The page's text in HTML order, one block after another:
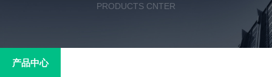
PRODUCTS CNTER
产品中心